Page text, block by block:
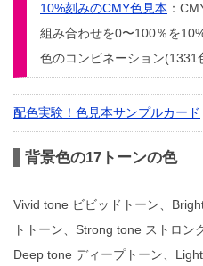
10%刻みのCMY色見本 ：
組み合わせを0〜100％を
色のコンビネーション(1331
配色実験！色見本サンプルカード
背景色の17トーンの色
Vivid tone ビビッドトーン、
トトーン、Strong tone ストロン
Deep tone ディープトーン、